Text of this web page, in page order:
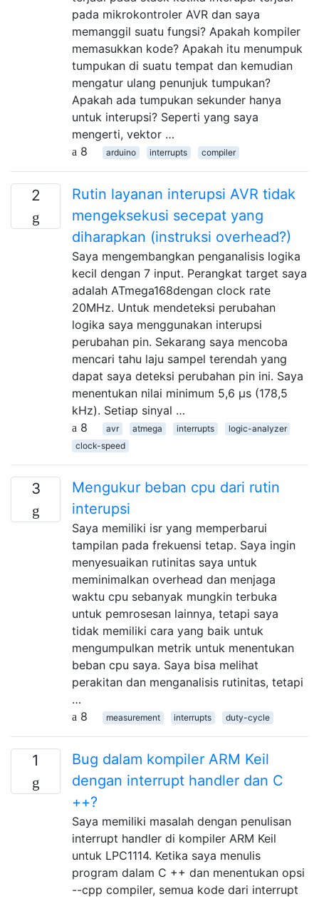
pada mikrokontroler AVR dan saya
memanggil suatu fungsi? Apakah kompiler
memasukkan kode? Apakah itu menumpuk
tumpukan di suatu tempat dan kemudian
mengatur ulang penunjuk tumpukan?
Apakah ada tumpukan sekunder hanya
untuk interupsi? Seperti yang saya
mengerti, vektor …
8
arduino interrupts compiler
2
Rutin layanan interupsi AVR tidak
mengeksekusi secepat yang
diharapkan (instruksi overhead?)
Saya mengembangkan penganalisis logika
kecil dengan 7 input. Perangkat target saya
adalah ATmega168dengan clock rate
20MHz. Untuk mendeteksi perubahan
logika saya menggunakan interupsi
perubahan pin. Sekarang saya mencoba
mencari tahu laju sampel terendah yang
dapat saya deteksi perubahan pin ini. Saya
menentukan nilai minimum 5,6 μs (178,5
kHz). Setiap sinyal …
8
avr atmega interrupts
logic-analyzer
clock-speed
3
Mengukur beban cpu dari rutin
interupsi
Saya memiliki isr yang memperbarui
tampilan pada frekuensi tetap. Saya ingin
menyesuaikan rutinitas saya untuk
meminimalkan overhead dan menjaga
waktu cpu sebanyak mungkin terbuka
untuk pemrosesan lainnya, tetapi saya
tidak memiliki cara yang baik untuk
mengumpulkan metrik untuk menentukan
beban cpu saya. Saya bisa melihat
perakitan dan menganalisis rutinitas, tetapi
…
8
measurement interrupts duty-cycle
1
Bug dalam kompiler ARM Keil
dengan interrupt handler dan C
++?
Saya memiliki masalah dengan penulisan
interrupt handler di kompiler ARM Keil
untuk LPC1114. Ketika saya menulis
program dalam C ++ dan menentukan opsi
--cpp compiler, semua kode dari interrupt